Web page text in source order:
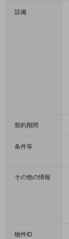
設備
契約期間
条件等
その他の情報
物件ID